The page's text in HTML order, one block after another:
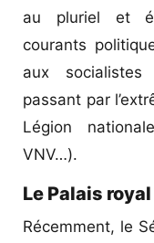
au pluriel et
courants
aux socialistes
passant par
Légion
VNV…).
Le Palais
Récemment, le